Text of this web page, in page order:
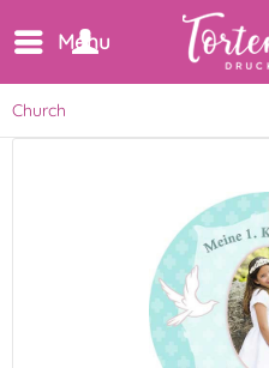
Menu
Church